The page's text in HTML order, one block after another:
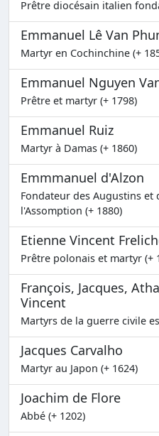
Prêtre diocésain italien
Emmanuel Lê Van
Martyr en Cochinchine (+
Emmanuel Nguyen
Prêtre et martyr (+ 1798)
Emmanuel Ruiz
Martyr à Damas (+ 1860)
Emmmanuel d'Alzon
Fondateur des Augustins et
l'Assomption (+ 1880)
Etienne Vincent
Prêtre polonais et martyr (+
François, Jacques,
Vincent
Martyrs de la guerre civile
Jacques Carvalho
Martyr au Japon (+ 1624)
Joachim de Flore
Abbé (+ 1202)